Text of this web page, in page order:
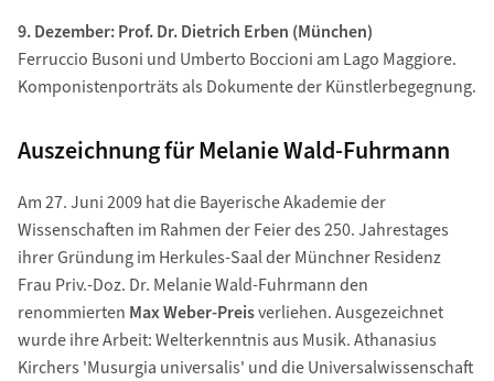
9. Dezember: Prof. Dr. Dietrich Erben (München)
Ferruccio Busoni und Umberto Boccioni am Lago Maggiore.
Komponistenporträts als Dokumente der Künstlerbegegnung.
Auszeichnung für Melanie Wald-Fuhrmann
Am 27. Juni 2009 hat die Bayerische Akademie der
Wissenschaften im Rahmen der Feier des 250. Jahrestages
ihrer Gründung im Herkules-Saal der Münchner Residenz
Frau Priv.-Doz. Dr. Melanie Wald-Fuhrmann den
renommierten Max Weber-Preisverliehen. Ausgezeichnet
wurde ihre Arbeit: Welterkenntnis aus Musik. Athanasius
Kirchers 'Musurgia universalis' und die Universalwissenschaft